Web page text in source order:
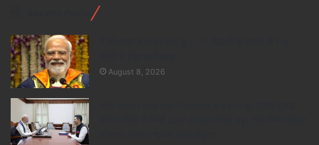
August 8, 2026